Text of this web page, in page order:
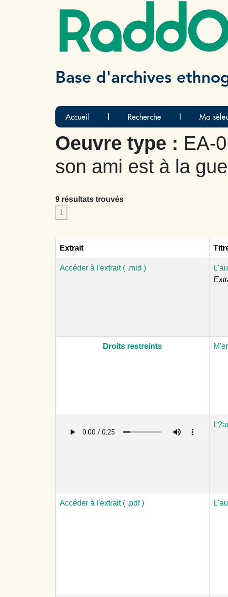
RaddO
Base d'archives
Accueil Recherche Ma
Oeuvre type : EA-
son ami est à la
9 résultats trouvés
1
Extrait
Accéder à l'extrait ( .mid )
Droits restreints
Accéder à l'extrait ( .pdf )